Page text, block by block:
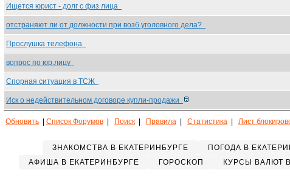
Ищется юрист - долг с физ лица
отстраняют ли от должности при возб.уголовного дела?
Прослушка телефона
вопрос по юр.лицу
Спорная ситуация в ТСЖ
Иск о недействительном договоре купли-продажи
Обновить Список Форумов Поиск Правила Статистика Лист
ЗНАКОМСТВА В ЕКАТЕРИНБУРГЕ ПОГОДА В
АФИША В ЕКАТЕРИНБУРГЕ
ГОРОСКОП КУРСЫ ВАЛЮТ